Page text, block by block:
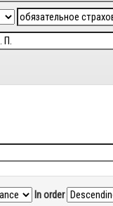
In order